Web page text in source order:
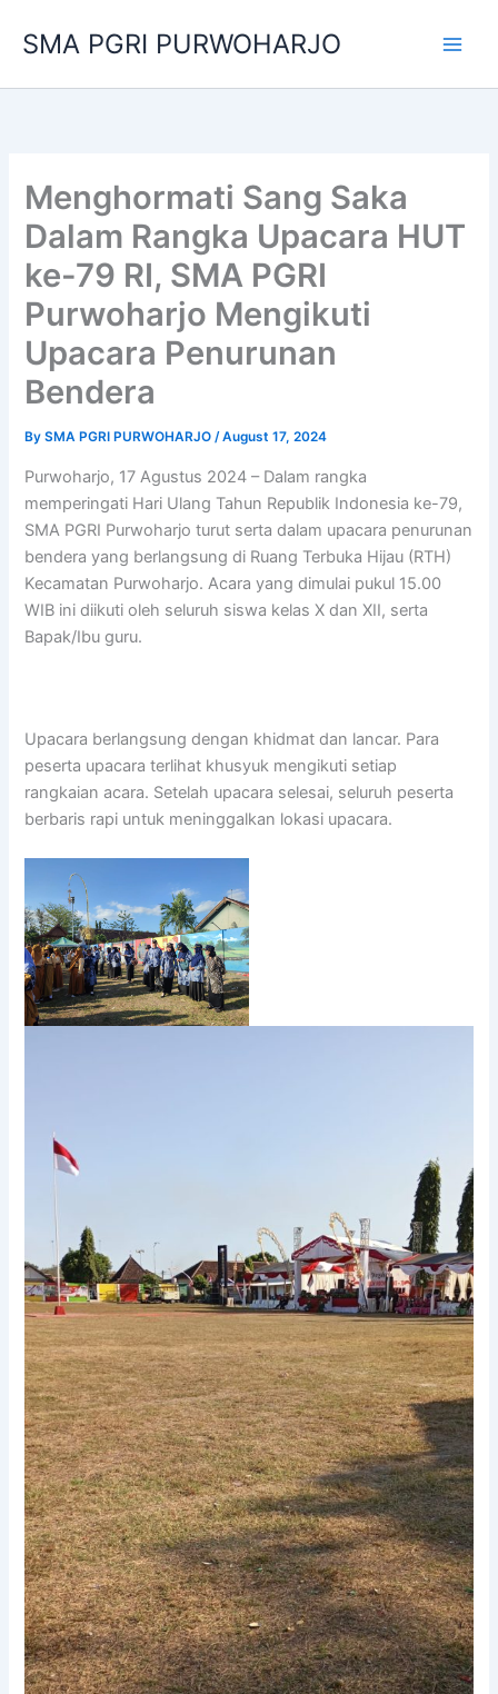
SMA PGRI PURWOHARJO
Menghormati Sang Saka
Dalam Rangka Upacara HUT
ke-79 RI, SMA PGRI
Purwoharjo Mengikuti
Upacara Penurunan
Bendera
BySMA PGRI PURWOHARJO/August 17, 2024
Purwoharjo, 17 Agustus 2024 – Dalam rangka
memperingati Hari Ulang Tahun Republik Indonesia ke-79,
SMA PGRI Purwoharjo turut serta dalam upacara penurunan
bendera yang berlangsung di Ruang Terbuka Hijau (RTH)
Kecamatan Purwoharjo. Acara yang dimulai pukul 15.00
WIB ini diikuti oleh seluruh siswa kelas X dan XII, serta
Bapak/Ibu guru.
Upacara berlangsung dengan khidmat dan lancar. Para
peserta upacara terlihat khusyuk mengikuti setiap
rangkaian acara. Setelah upacara selesai, seluruh peserta
berbaris rapi untuk meninggalkan lokasi upacara.